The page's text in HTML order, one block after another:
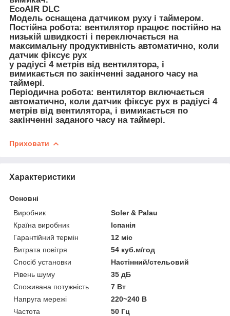
EcoAIR DLC
Модель оснащена датчиком руху і таймером.
Постійна робота: вентилятор працює постійно на
низькій швидкості і переключається на
максимальну продуктивність автоматично, коли
датчик фіксує рух
у радіусі 4 метрів від вентилятора, і
вимикається по закінченні заданого часу на
таймері.
Періодична робота: вентилятор включається
автоматично, коли датчик фіксує рух в радіусі 4
метрів від вентилятора, і вимикається по
закінченні заданого часу на таймері.
Приховати
Характеристики
Основні
Виробник
Soler & Palau
Країна виробник
Іспанія
Гарантійний термін
12 міс
Витрата повітря
54 куб.м/год
Спосіб установки
Настінний/стельовий
Рівень шуму
35 дБ
Споживана потужність
7 Вт
Напруга мережі
220~240 В
Частота
50 Гц